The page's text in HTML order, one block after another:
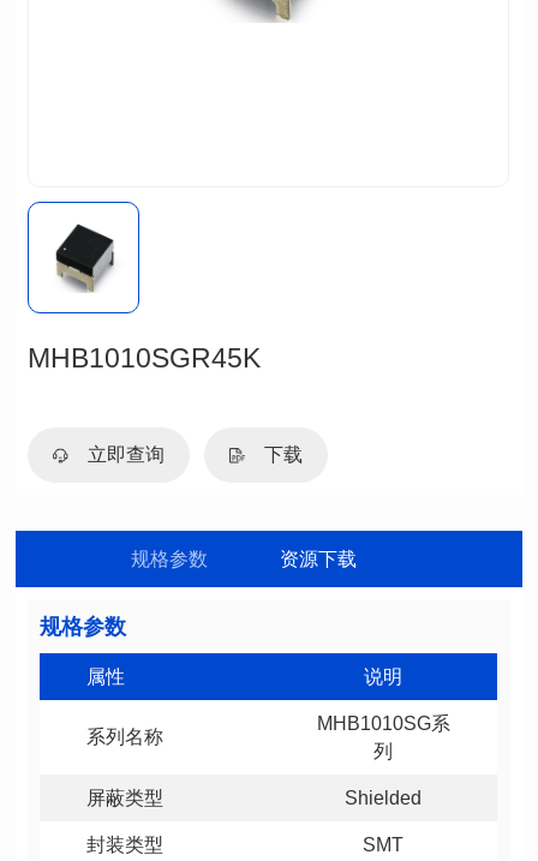
MHB1010SGR45K
立即查询 下载
规格参数 资源下载
规格参数
属性 说明
系列名称
列
屏蔽类型 Shielded
封装类型 SMT